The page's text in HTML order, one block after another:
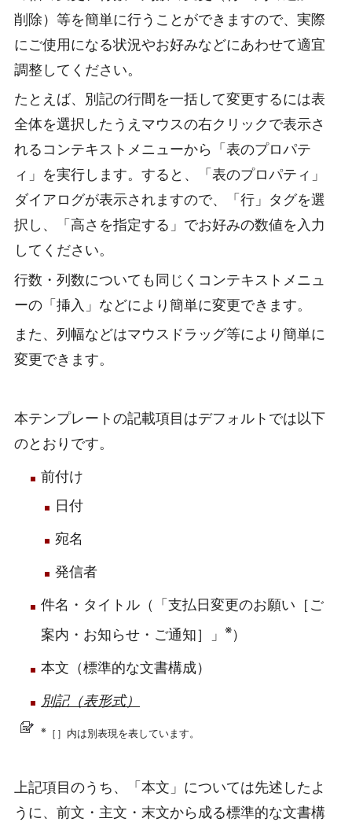
削除）等を簡単に行うことができますので、実際
にご使用になる状況やお好みなどにあわせて適宜
調整してください。
たとえば、別記の行間を一括して変更するには表
全体を選択したうえマウスの右クリックで表示さ
れるコンテキストメニューから「表のプロパテ
ィ」を実行します。すると、「表のプロパティ」
ダイアログが表示されますので、「行」タグを選
択し、「高さを指定する」でお好みの数値を入力
してください。
行数・列数についても同じくコンテキストメニュ
ーの「挿入」などにより簡単に変更できます。
また、列幅などはマウスドラッグ等により簡単に
変更できます。
本テンプレートの記載項目はデフォルトでは以下
のとおりです。
前付け
日付
宛名
発信者
件名・タイトル（「支払日変更のお願い［ご
案内・お知らせ・ご通知］」 ※）
本文（標準的な文書構成）
別記（表形式）
※ ［］内は別表現を表しています。
上記項目のうち、「本文」については先述したよ
うに、前文・主文・末文から成る標準的な文書構